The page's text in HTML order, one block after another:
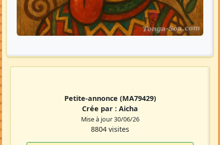
Petite-annonce (MA79429)
Crée par : Aicha
Mise à jour 30/06/26
8804 visites